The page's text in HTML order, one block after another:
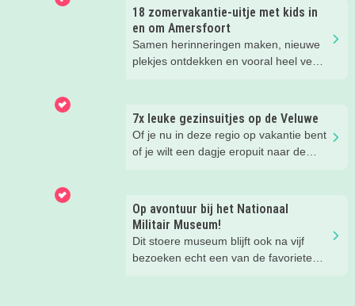
met het hele gezin. Maar wist je dat
naast het zwemmen er nog veel te
beleven is in dit groenrijke gebied van
Leisurelands? Wij delen onze favoriete
tips.
18 zomervakantie-uitje met kids in
en om Amersfoort
Samen herinneringen maken, nieuwe
plekjes ontdekken en vooral heel veel
Van spetteren en spelen tot theater,
natuur en stoere activiteiten. Laat je
inspireren door deze leuke zomertips!.
7x leuke gezinsuitjes op de Veluwe
Of je nu in deze regio op vakantie bent
of je wilt een dagje eropuit naar de
Op avontuur bij het Nationaal
Militair Museum!
Dit stoere museum blijft ook na vijf
bezoeken echt een van de favoriete